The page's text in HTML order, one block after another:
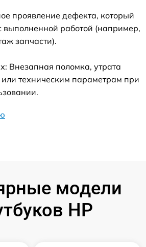
проявление дефекта, который
выполненной работой (например,
запчасти).
Внезапная поломка, утрата
или техническим параметрам при
модели
HP